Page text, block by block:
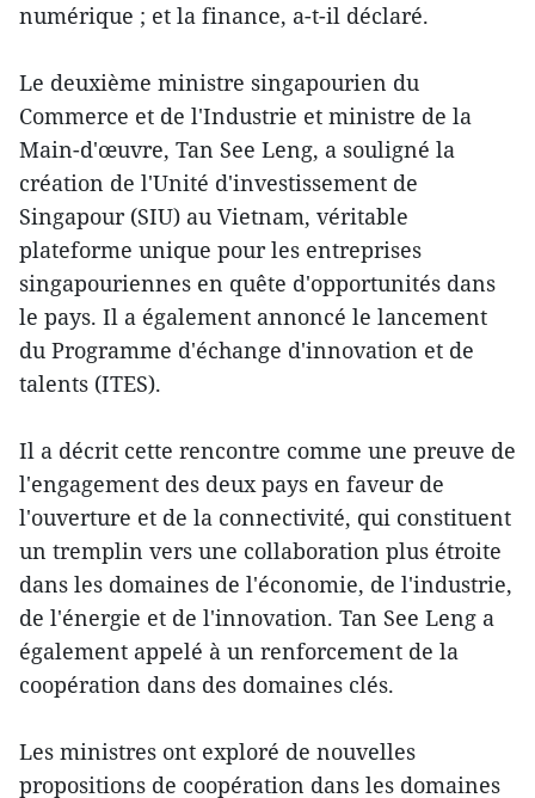
numérique ; et la finance, a-t-il déclaré.
Le deuxième ministre singapourien du
Commerce et de l'Industrie et ministre de la
Main-d'œuvre, Tan See Leng, a souligné la
création de l'Unité d'investissement de
Singapour (SIU) au Vietnam, véritable
plateforme unique pour les entreprises
singapouriennes en quête d'opportunités dans
le pays. Il a également annoncé le lancement
du Programme d'échange d'innovation et de
talents (ITES).
Il a décrit cette rencontre comme une preuve de
l'engagement des deux pays en faveur de
l'ouverture et de la connectivité, qui constituent
un tremplin vers une collaboration plus étroite
dans les domaines de l'économie, de l'industrie,
de l'énergie et de l'innovation. Tan See Leng a
également appelé à un renforcement de la
coopération dans des domaines clés.
Les ministres ont exploré de nouvelles
propositions de coopération dans les domaines